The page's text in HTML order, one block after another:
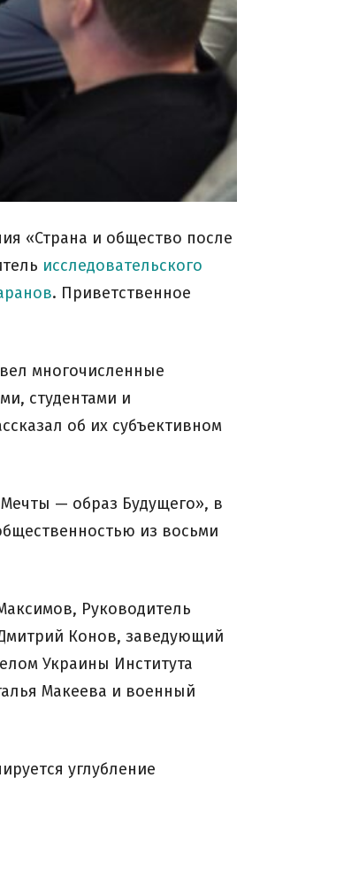
«Страна и общество после
исследовательского
. Приветственное
многочисленные
студентами и
об их субъективном
— образ Будущего», в
из восьми
Руководитель
Конов, заведующий
Украины Института
Макеева и военный
углубление